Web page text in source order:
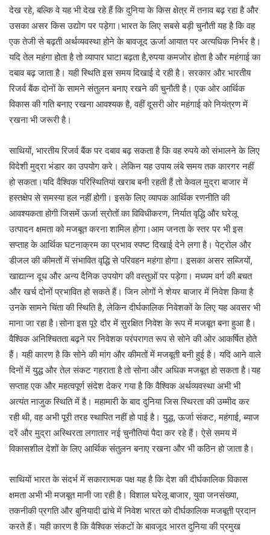
देख रहे, बल्कि वे यह भी देख रहे हैं कि दुनिया के किस क्षेत्र में तनाव बढ़ रहा है और
उसका असर किस उद्योग पर पड़ेगा।भारत के लिए सबसे बड़ी चुनौती यह है कि वह
एक तेजी से बढ़ती अर्थव्यवस्था होने के बावजूद ऊर्जा आयात पर अत्यधिक निर्भर है।
यदि तेल महंगा होता है तो व्यापार घाटा बढ़ता है,रुपया कमजोर होता है और महंगाई का
दबाव बढ़ जाता है। यही स्थिति इस समय दिखाई दे रही है। सरकार और भारतीय
रिजर्व बैंक दोनों के सामने संतुलन बनाए रखने की चुनौती है। एक ओर आर्थिक
विकास की गति बनाए रखना आवश्यक है, वहीं दूसरी ओर महंगाई को नियंत्रण में
रखना भी जरूरी है।
साथियों, भारतीय रिजर्व बैंक पर दबाव बढ़ सकता है कि वह रुपये को संभालने के लिए
विदेशी मुद्रा भंडार का उपयोग करे। लेकिन यह उपाय लंबे समय तक कारगर नहीं
हो सकता।यदि वैश्विक परिस्थितियां खराब बनी रहती हैं तो केवल मुद्रा बाजार में
हस्तक्षेप से समस्या हल नहीं होगी। इसके लिए व्यापक आर्थिक रणनीति की
आवश्यकता होगी जिसमें ऊर्जा स्रोतों का विविधीकरण, निर्यात वृद्धि और घरेलू
उत्पादन क्षमता को मजबूत करना शामिल होगा।आम जनता के स्तर पर भी इस
सप्ताह के आर्थिक घटनाक्रम का प्रभाव स्पष्ट दिखाई देने लगा है। पेट्रोल और
डीजल की कीमतों में संभावित वृद्धि से परिवहन महंगा होगा। इसका असर सब्जियों,
खाद्यान्न दूध और अन्य दैनिक उपयोग की वस्तुओं पर पड़ेगा। मध्यम वर्ग की बचत
और खर्च दोनों प्रभावित हो सकते हैं। जिन लोगों ने शेयर बाजार में निवेश किया है
उनके सामने चिंता की स्थिति है, लेकिन दीर्घकालिक निवेशकों के लिए यह अवसर भी
माना जा रहा है।सोना इस पूरे दौर में सुरक्षित निवेश के रूप में मजबूत बना हुआ है।
वैश्विक अनिश्चितता बढ़ने पर निवेशक परंपरागत रूप से सोने की ओर आकर्षित होते
हैं। यही कारण है कि सोने की मांग और कीमतों में मजबूती बनी हुई है। यदि आने वाले
दिनों में युद्ध और तेल संकट गहराता है तो सोना और अधिक मजबूत हो सकता है।यह
सप्ताह एक और महत्वपूर्ण संदेश देकर गया है कि वैश्विक अर्थव्यवस्था अभी भी
अत्यंत नाजुक स्थिति में है। महामारी के बाद दुनिया जिस स्थिरता की उम्मीद कर
रही थी, वह अभी पूरी तरह स्थापित नहीं हो पाई है। युद्ध, ऊर्जा संकट, महंगाई, ब्याज
दरें और मुद्रा अस्थिरता लगातार नई चुनौतियां पैदा कर रहे हैं। ऐसे समय में
विकासशील देशों के लिए आर्थिक संतुलन बनाए रखना और भी कठिन हो जाता है।
साथियों भारत के संदर्भ में सकारात्मक पक्ष यह है कि देश की दीर्घकालिक विकास
क्षमता अभी भी मजबूत मानी जा रही है। विशाल घरेलू बाजार, युवा जनसंख्या,
तकनीकी प्रगति और बुनियादी ढांचे में निवेश भारत को दीर्घकालिक मजबूती प्रदान
करते हैं। यही कारण है कि वैश्विक संकटों के बावजूद भारत दुनिया की प्रमुख